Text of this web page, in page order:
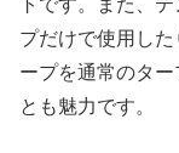
トです。また、
プだけで使用し
ープを通常のタ
とも魅力です。